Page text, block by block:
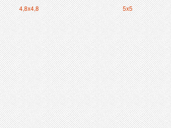
4,8x4,8 5x5